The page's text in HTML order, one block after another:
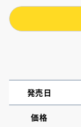
発売日
価格